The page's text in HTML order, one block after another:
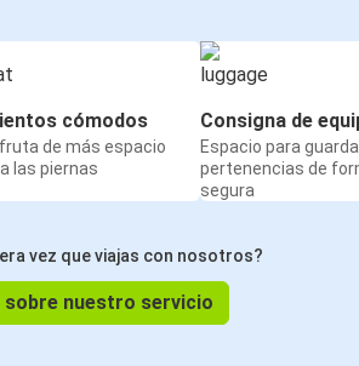
cómodos
de más espacio
las piernas
Consigna de
Espacio para
pertenencias de
segura
vez que viajas con nosotros?
sobre nuestro servicio